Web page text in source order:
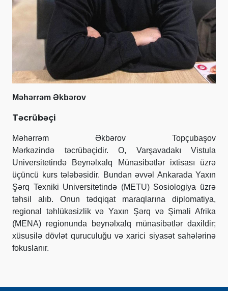
Məhərrəm Əkbərov
Təcrübəçi
Məhərrəm Əkbərov Topçubaşov
Mərkəzində təcrübəçidir. O, Varşavadakı Vistula
Universitetində Beynəlxalq Münasibətlər ixtisası üzrə
üçüncü kurs tələbəsidir. Bundan əvvəl Ankarada Yaxın
Şərq Texniki Universitetində (METU) Sosiologiya üzrə
təhsil alıb. Onun tədqiqat maraqlarına diplomatiya,
regional təhlükəsizlik və Yaxın Şərq və Şimali Afrika
(MENA) regionunda beynəlxalq münasibətlər daxildir;
xüsusilə dövlət quruculuğu və xarici siyasət sahələrinə
fokuslanır.